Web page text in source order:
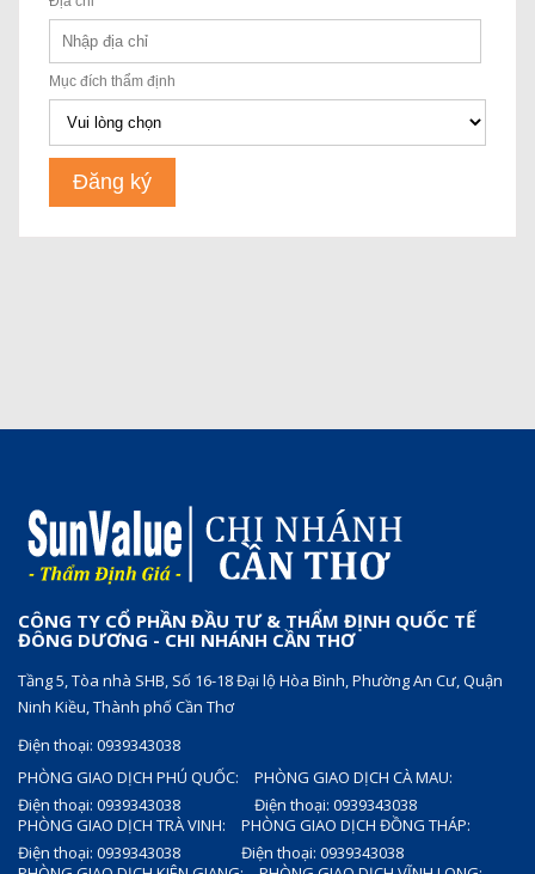
CÔNG TY CỔ PHẦN ĐẦU TƯ & THẨM ĐỊNH QUỐC TẾ
ĐÔNG DƯƠNG - CHI NHÁNH CẦN THƠ
Tầng 5, Tòa nhà SHB, Số 16-18 Đại lộ Hòa Bình, Phường An Cư, Quận
Ninh Kiều, Thành phố Cần Thơ
Điện thoại: 0939343038
PHÒNG GIAO DỊCH PHÚ QUỐC:
Điện thoại: 0939343038
PHÒNG GIAO DỊCH CÀ MAU:
Điện thoại: 0939343038
PHÒNG GIAO DỊCH TRÀ VINH:
Điện thoại: 0939343038
PHÒNG GIAO DỊCH ĐỒNG THÁP:
Điện thoại: 0939343038